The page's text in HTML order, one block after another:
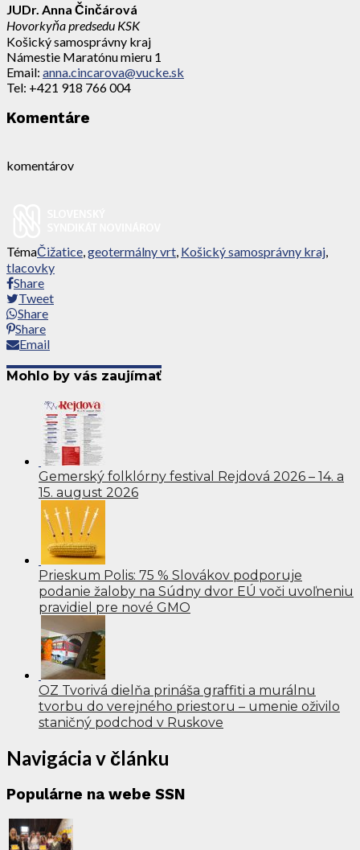
JUDr. Anna Činčárová
Hovorkyňa predsedu KSK
Košický samosprávny kraj
Námestie Maratónu mieru 1
Email: anna.cincarova@vucke.sk
Tel: +421 918 766 004
Komentáre
komentárov
TémaČižatice,geotermálny vrt, Košický samosprávny kraj,
tlacovky
Share
Tweet
Share
Share
Email
Mohlo by vás zaujímať
Gemerský folklórny festival Rejdová 2026 – 14. a
15. august 2026
Prieskum Polis: 75 % Slovákov podporuje
podanie žaloby na Súdny dvor EÚ voči uvoľneniu
pravidiel pre nové GMO
OZ Tvorivá dielňa prináša graffiti a murálnu
tvorbu do verejného priestoru – umenie oživilo
staničný podchod v Ruskove
Navigácia v článku
Populárne na webe SSN